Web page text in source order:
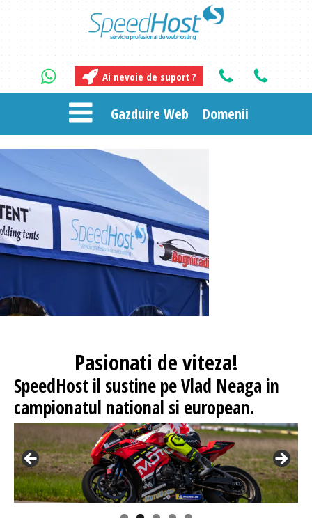
Ai nevoie de suport ?
Gazduire Web Domenii
Pasionati de viteza!
SpeedHost il sustine pe Vlad Neaga in
campionatul national si european.